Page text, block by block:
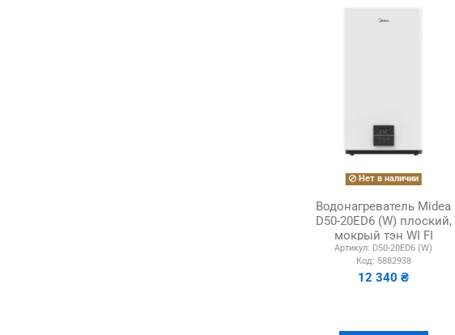
Нет в наличии
Водонагреватель Midea
D50-20ED6 (W) плоский,
мокрый тэн WI FI
Артикул: D50-20ED6 (W)
Код: 5882938
12 340 ₴